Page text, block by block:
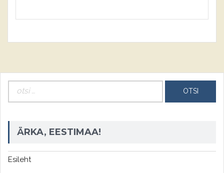
ÄRKA, EESTIMAA!
Esileht